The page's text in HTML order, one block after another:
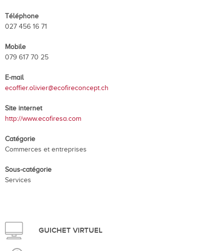
Téléphone
027 456 16 71
Mobile
079 617 70 25
E-mail
ecoffier.olivier@ecofireconcept.ch
Site internet
http://www.ecofiresa.com
Catégorie
Commerces et entreprises
Sous-catégorie
Services
GUICHET VIRTUEL